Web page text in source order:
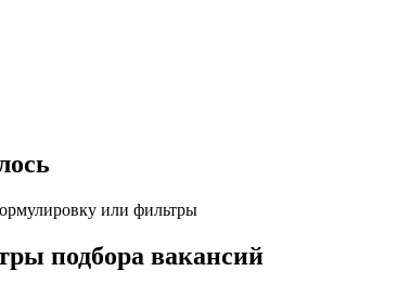
или фильтры
подбора вакансий